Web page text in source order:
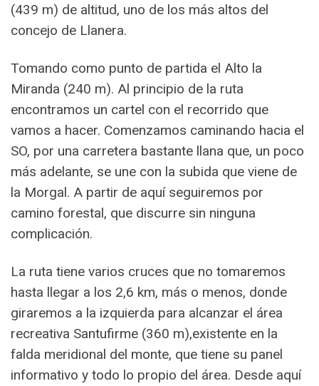
(439 m) de altitud, uno de los más altos del
concejo de Llanera.
Tomando como punto de partida el Alto la
Miranda (240 m). Al principio de la ruta
encontramos un cartel con el recorrido que
vamos a hacer. Comenzamos caminando hacia el
SO, por una carretera bastante llana que, un poco
más adelante, se une con la subida que viene de
la Morgal. A partir de aquí seguiremos por
camino forestal, que discurre sin ninguna
complicación.
La ruta tiene varios cruces que no tomaremos
hasta llegar a los 2,6 km, más o menos, donde
giraremos a la izquierda para alcanzar el área
recreativa Santufirme (360 m),existente en la
falda meridional del monte, que tiene su panel
informativo y todo lo propio del área. Desde aquí